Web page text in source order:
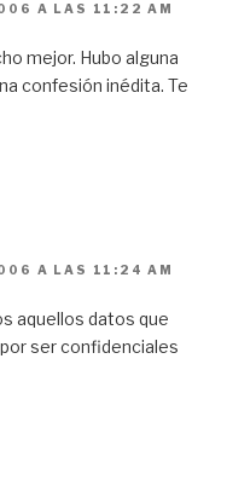
A LAS 11:22 AM
mejor. Hubo alguna
confesión inédita. Te
A LAS 11:24 AM
aquellos datos que
ser confidenciales